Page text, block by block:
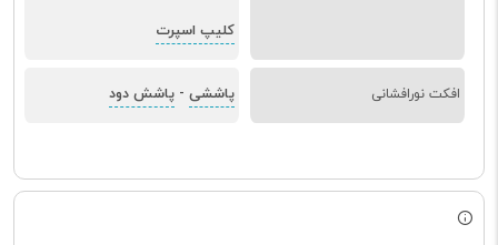
کلیپ اسپرت
افکت نورافشانی پاششی - پاشش دود